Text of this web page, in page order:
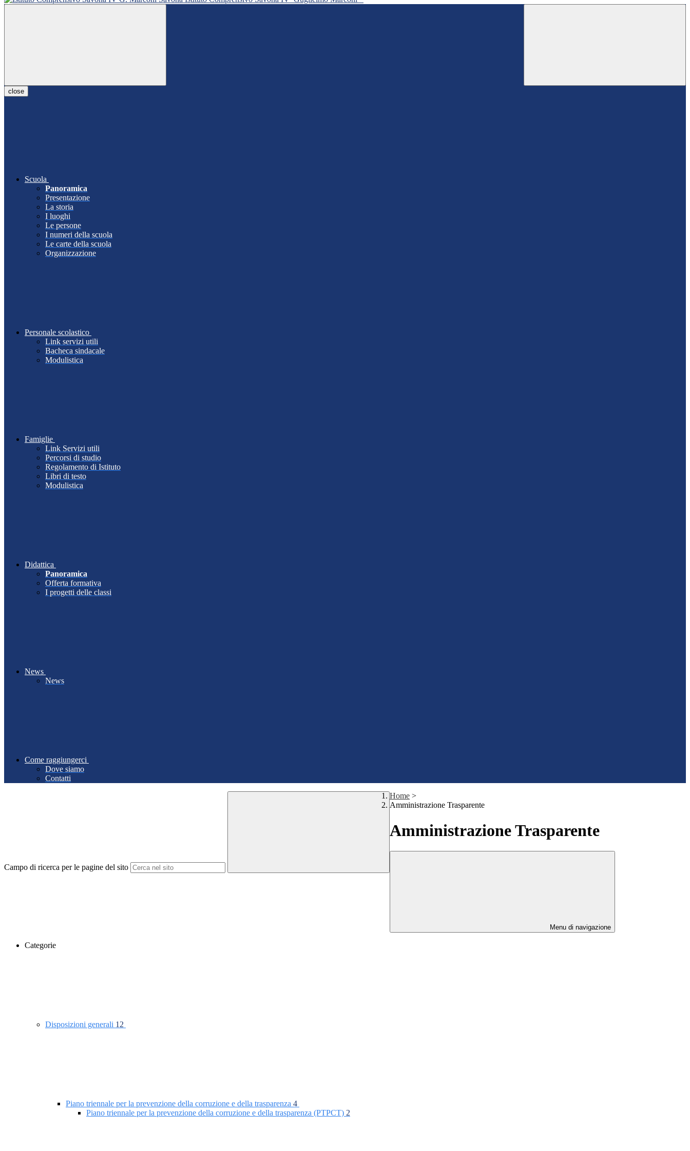
close
Scuola
Panoramica
Presentazione
La storia
I luoghi
Le persone
I numeri della scuola
Le carte della scuola
Organizzazione
Personale scolastico
Link servizi utili
Bacheca sindacale
Modulistica
Famiglie
Link Servizi utili
Percorsi di studio
Regolamento di Istituto
Libri di testo
Modulistica
Didattica
Panoramica
Offerta formativa
I progetti delle classi
News
News
Come raggiungerci
Dove siamo
Contatti
Campo di ricerca per le pagine del sito
Home >
Amministrazione Trasparente
Amministrazione Trasparente
Menu di navigazione
Categorie
Disposizioni generali 12
Piano triennale per la prevenzione della corruzione e della trasparenza 4
Piano triennale per la prevenzione della corruzione e della trasparenza (PTPCT) 2